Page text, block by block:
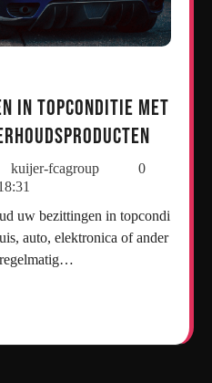
in topconditie met
kuijer-fcagroup
0
auto, elektronica of ander